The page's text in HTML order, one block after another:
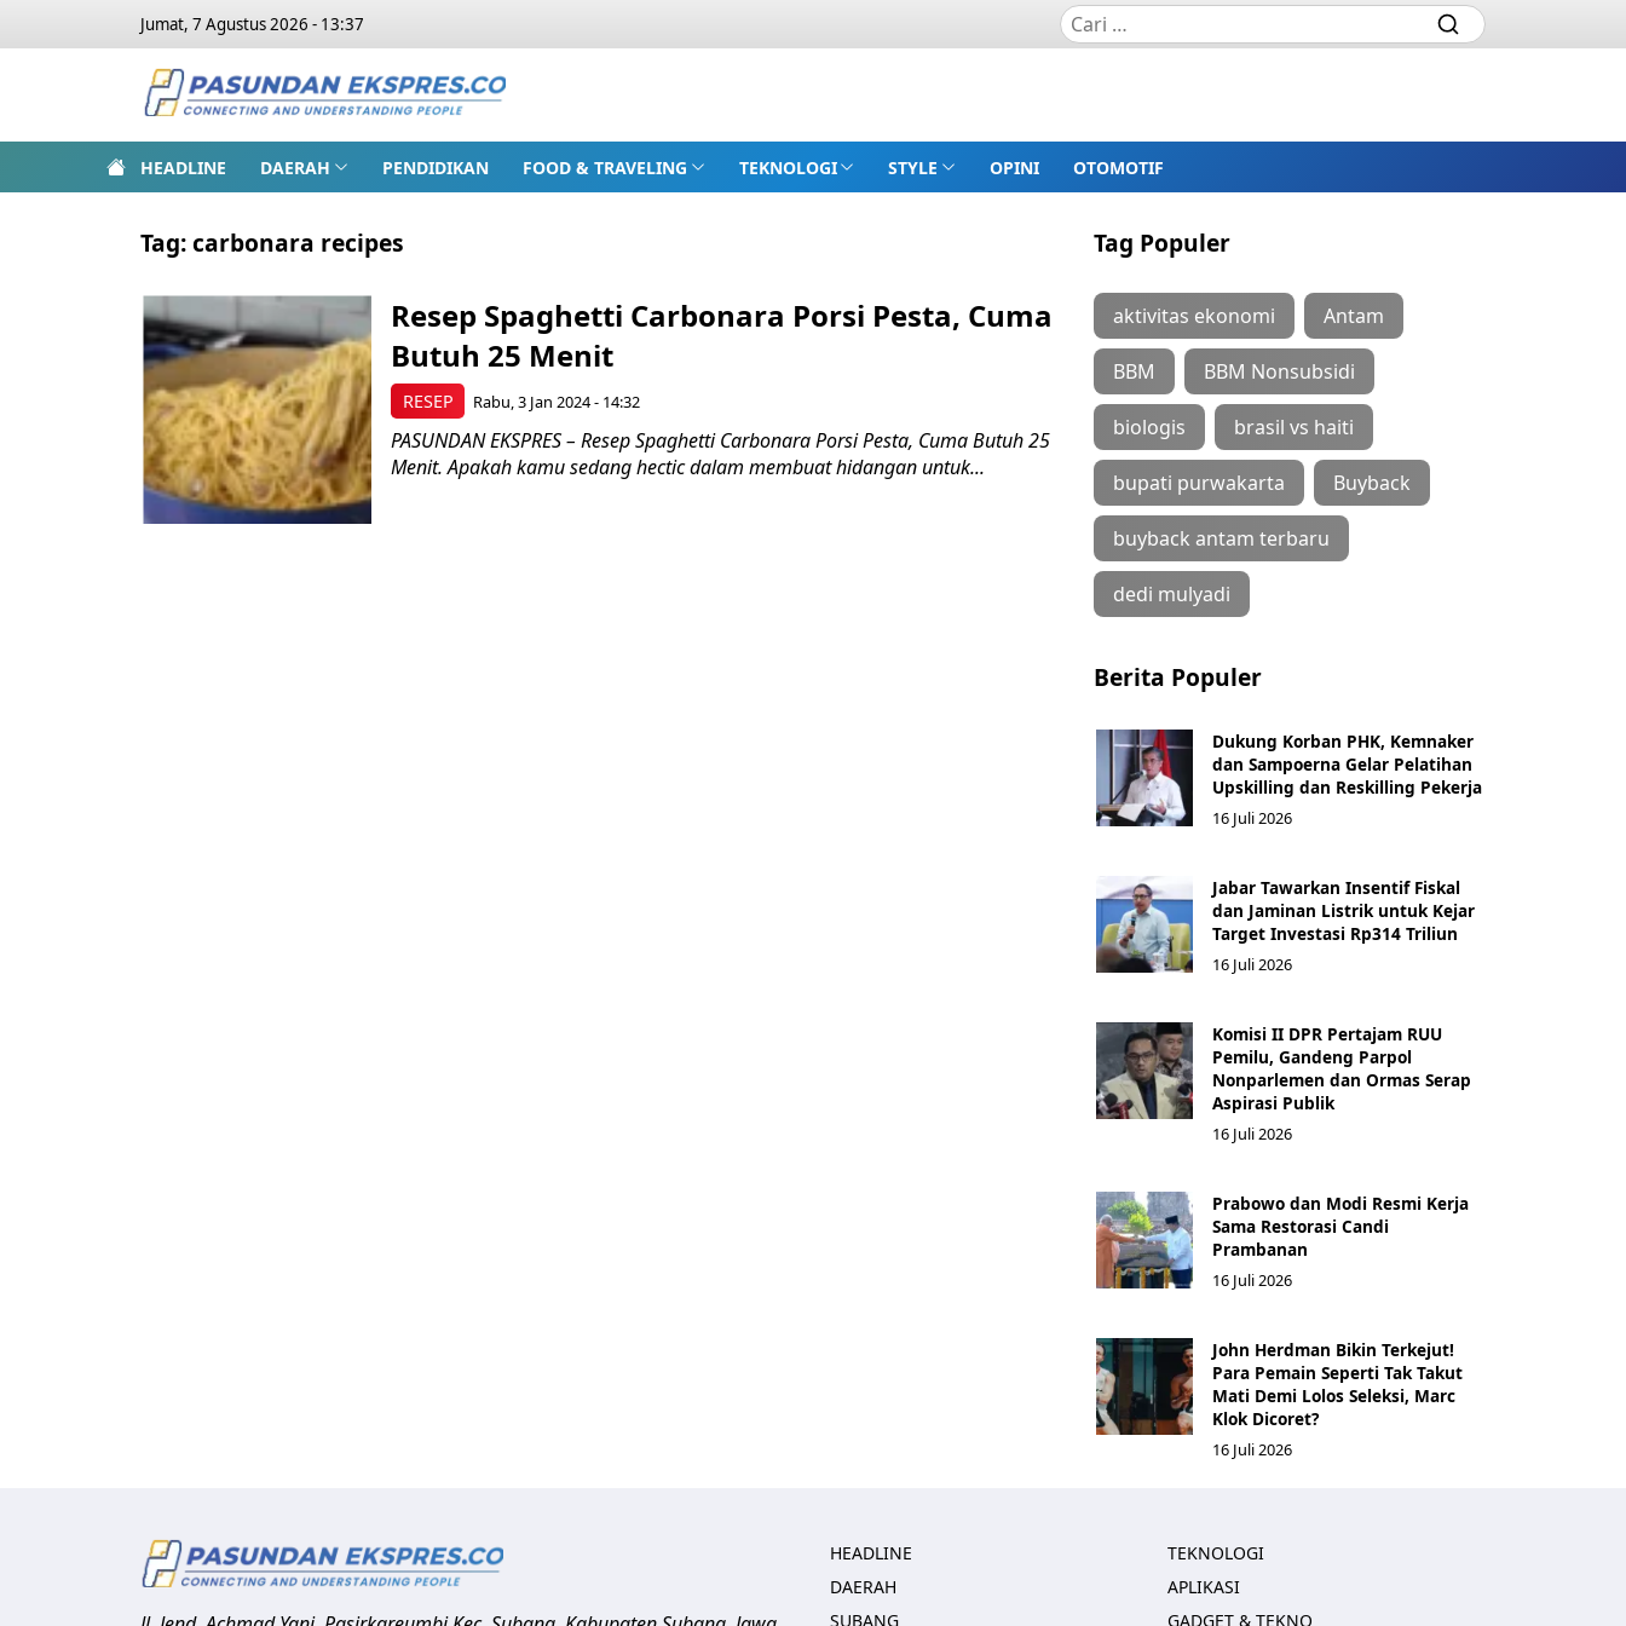
Jumat, 7 Agustus 2026 - 13:37
HEADLINE DAERAH PENDIDIKAN FOOD & TRAVELING TEKNOLOGI STYLE OPINI OTOMOTIF
Tag:carbonara recipes
RESEP
Resep Spaghetti Carbonara Porsi Pesta, Cuma
Butuh 25 Menit
Rabu, 3 Jan 2024 - 14:32
PASUNDAN EKSPRES – Resep Spaghetti Carbonara Porsi Pesta, Cuma Butuh 25
Menit. Apakah kamu sedang hectic dalam membuat hidangan untuk...
Tag Populer
aktivitas ekonomi Antam
BBM BBM Nonsubsidi
biologis brasil vs haiti
bupati purwakarta Buyback
buyback antam terbaru
dedi mulyadi
Berita Populer
Dukung Korban PHK, Kemnaker
dan Sampoerna Gelar Pelatihan
Upskilling dan Reskilling Pekerja
16 Juli 2026
Jabar Tawarkan Insentif Fiskal
dan Jaminan Listrik untuk Kejar
Target Investasi Rp314 Triliun
16 Juli 2026
Komisi II DPR Pertajam RUU
Pemilu, Gandeng Parpol
Nonparlemen dan Ormas Serap
Aspirasi Publik
16 Juli 2026
Prabowo dan Modi Resmi Kerja
Sama Restorasi Candi
Prambanan
16 Juli 2026
John Herdman Bikin Terkejut!
Para Pemain Seperti Tak Takut
Mati Demi Lolos Seleksi, Marc
Klok Dicoret?
16 Juli 2026
HEADLINE
DAERAH
SUBANG
TEKNOLOGI
APLIKASI
GADGET & TEKNO